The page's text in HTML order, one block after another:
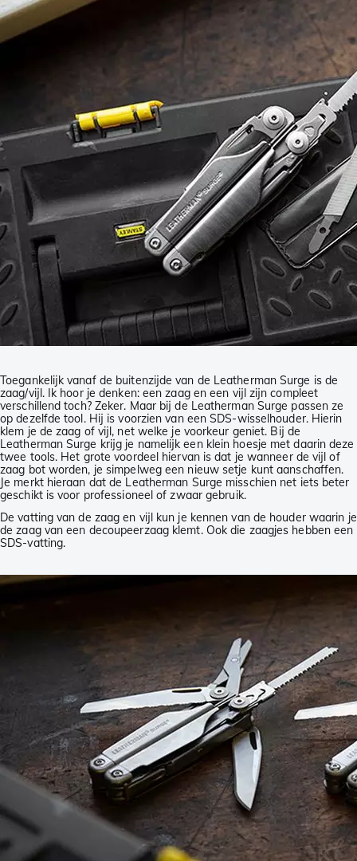
Toegankelijk vanaf de buitenzijde van de Leatherman Surge is de
zaag/vijl. Ik hoor je denken: een zaag en een vijl zijn compleet
verschillend toch? Zeker. Maar bij de Leatherman Surge passen ze
op dezelfde tool. Hij is voorzien van een SDS-wisselhouder. Hierin
klem je de zaag of vijl, net welke je voorkeur geniet. Bij de
Leatherman Surge krijg je namelijk een klein hoesje met daarin deze
twee tools. Het grote voordeel hiervan is dat je wanneer de vijl of
zaag bot worden, je simpelweg een nieuw setje kunt aanschaffen.
Je merkt hieraan dat de Leatherman Surge misschien net iets beter
geschikt is voor professioneel of zwaar gebruik.
De vatting van de zaag en vijl kun je kennen van de houder waarin je
de zaag van een decoupeerzaag klemt. Ook die zaagjes hebben een
SDS-vatting.